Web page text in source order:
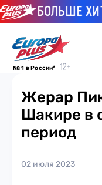
БОЛЬШЕ
№ 1 в России*
Жерар
Шакире в
период
02 июля 2023